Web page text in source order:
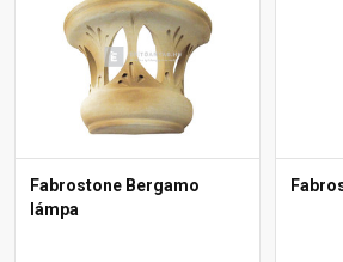
Fabrostone Bergamo
lámpa